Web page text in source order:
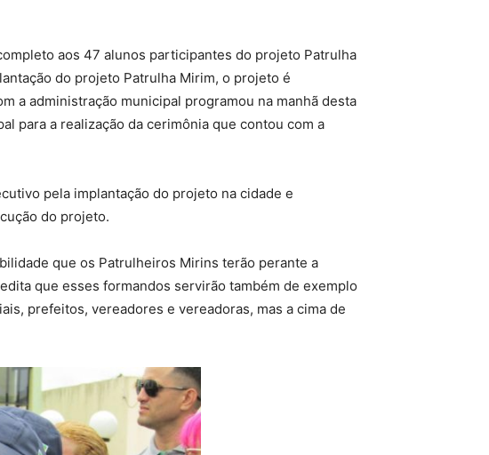
aos 47 alunos participantes do projeto Patrulha
do projeto Patrulha Mirim, o projeto é
a administração municipal programou na manhã desta
para a realização da cerimônia que contou com a
pela implantação do projeto na cidade e
do projeto.
que os Patrulheiros Mirins terão perante a
que esses formandos servirão também de exemplo
prefeitos, vereadores e vereadoras, mas a cima de